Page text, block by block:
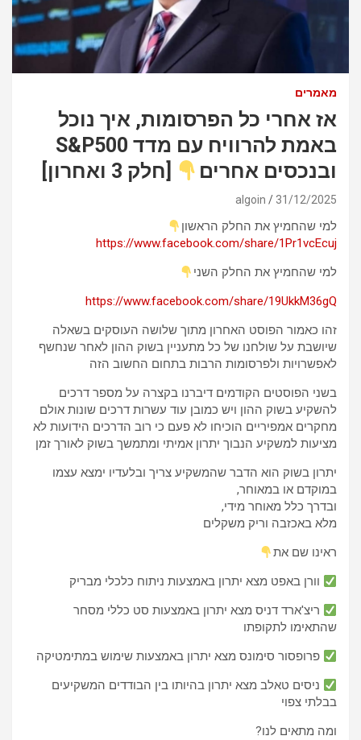
מאמרים
אז אחרי כל הפרסומות, איך נוכל
באמת להרוויח עם מדד S&P500
ובנכסים אחרים
[חלק 3 ואחרון]
31/12/2025
algoin
למי שהחמיץ את החלק הראשון
https://www.facebook.com/share/1Pr1vcEcuj
למי שהחמיץ את החלק השני
https://www.facebook.com/share/19UkkM36gQ
זהו כאמור הפוסט האחרון מתוך שלושה העוסקים בשאלה
שיושבת על שולחנו של כל מתעניין בשוק ההון לאחר שנחשף
לאפשרויות ולפרסומות הרבות בתחום החשוב הזה
בשני הפוסטים הקודמים דיברנו בקצרה על מספר דרכים
להשקיע בשוק ההון ויש כמובן עוד עשרות דרכים שונות אולם
מחקרים אמפיריים הוכיחו לא פעם כי רוב הדרכים הידועות לא
מציעות למשקיע הנבוך יתרון אמיתי ומתמשך בשוק לאורך זמן
יתרון בשוק הוא הדבר שהמשקיע צריך ובלעדיו ימצא עצמו
במוקדם או במאוחר,
ובדרך כלל מאוחר מידי,
מלא באכזבה וריק משקלים
ראינו שם את
וורן באפט מצא יתרון באמצעות ניתוח כלכלי מבריק
ריצ'ארד דניס מצא יתרון באמצעות סט כללי מסחר
שהתאימו לתקופתו
פרופסור סימונס מצא יתרון באמצעות שימוש במתימטיקה
ניסים טאלב מצא יתרון בהיותו בין הבודדים המשקיעים
בבלתי צפוי
ומה מתאים לנו?